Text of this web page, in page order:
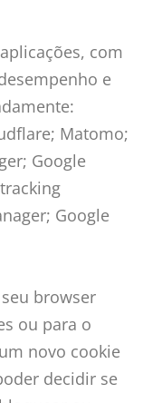
com
e
Matomo;
Google
Google
browser
ou para o
novo cookie
decidir se